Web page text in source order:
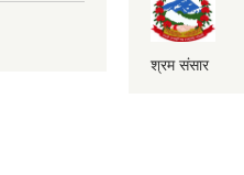
श्रम संसार